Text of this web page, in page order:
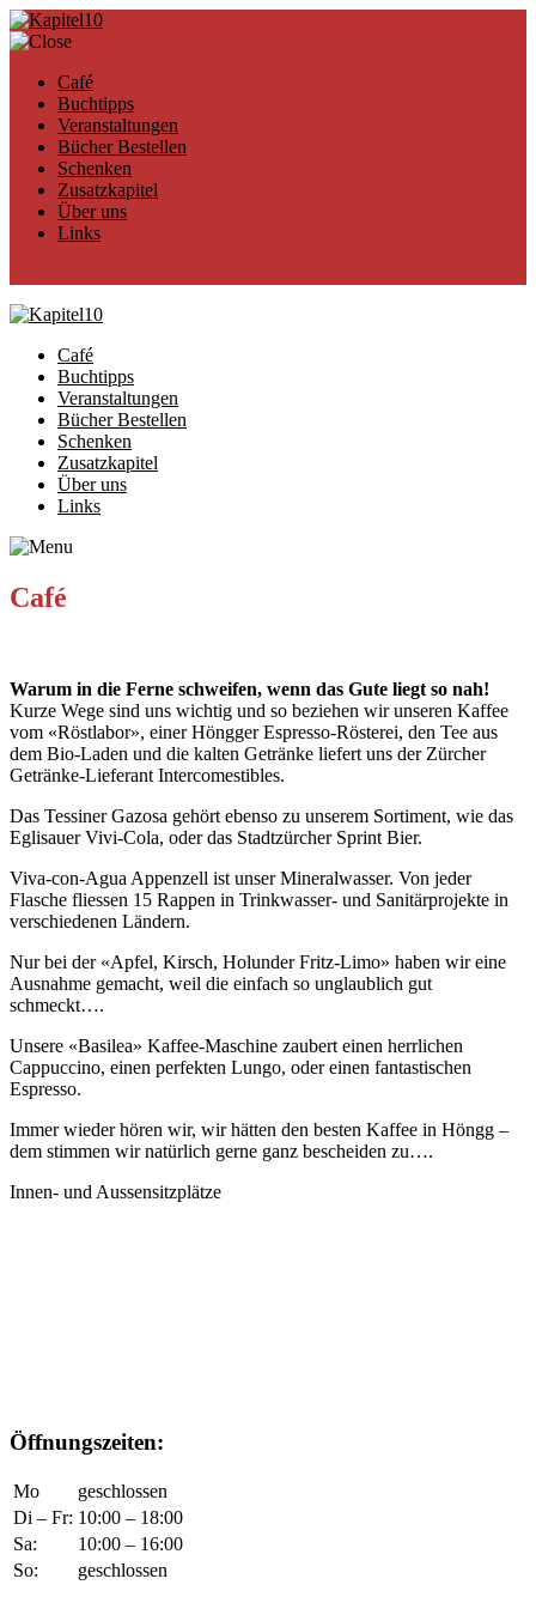
Café
Buchtipps
Veranstaltungen
Bücher Bestellen
Schenken
Zusatzkapitel
Über uns
Links
Café
Buchtipps
Veranstaltungen
Bücher Bestellen
Schenken
Zusatzkapitel
Über uns
Links
Café
Warum in die Ferne schweifen, wenn das Gute liegt so nah!
Kurze Wege sind uns wichtig und so beziehen wir unseren Kaffee
vom «Röstlabor», einer Höngger Espresso-Rösterei, den Tee aus
dem Bio-Laden und die kalten Getränke liefert uns der Zürcher
Getränke-Lieferant Intercomestibles.
Das Tessiner Gazosa gehört ebenso zu unserem Sortiment, wie das
Eglisauer Vivi-Cola, oder das Stadtzürcher Sprint Bier.
Viva-con-Agua Appenzell ist unser Mineralwasser. Von jeder
Flasche fliessen 15 Rappen in Trinkwasser- und Sanitärprojekte in
verschiedenen Ländern.
Nur bei der «Apfel, Kirsch, Holunder Fritz-Limo» haben wir eine
Ausnahme gemacht, weil die einfach so unglaublich gut
schmeckt….
Unsere «Basilea» Kaffee-Maschine zaubert einen herrlichen
Cappuccino, einen perfekten Lungo, oder einen fantastischen
Espresso.
Immer wieder hören wir, wir hätten den besten Kaffee in Höngg –
dem stimmen wir natürlich gerne ganz bescheiden zu….
Innen- und Aussensitzplätze
Öffnungszeiten:
Mo
geschlossen
Di – Fr: 10:00 – 18:00
Sa:
10:00 – 16:00
So:
geschlossen